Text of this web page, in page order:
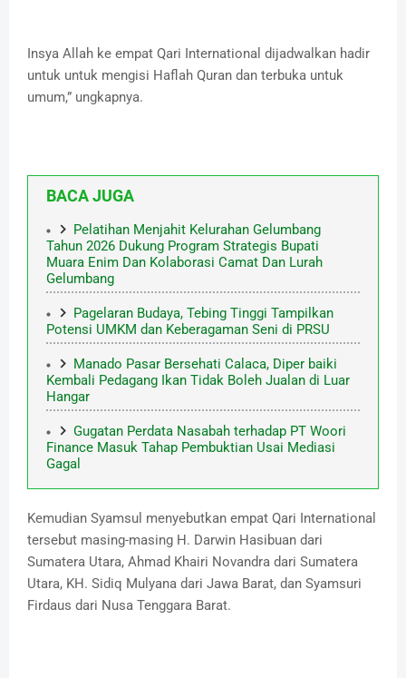
Insya Allah ke empat Qari International dijadwalkan hadir
untuk untuk mengisi Haflah Quran dan terbuka untuk
umum,” ungkapnya.
BACA JUGA
Pelatihan Menjahit Kelurahan Gelumbang
Tahun 2026 Dukung Program Strategis Bupati
Muara Enim Dan Kolaborasi Camat Dan Lurah
Gelumbang
Pagelaran Budaya, Tebing Tinggi Tampilkan
Potensi UMKM dan Keberagaman Seni di PRSU
Manado Pasar Bersehati Calaca, Diper baiki
Kembali Pedagang Ikan Tidak Boleh Jualan di Luar
Hangar
Gugatan Perdata Nasabah terhadap PT Woori
Finance Masuk Tahap Pembuktian Usai Mediasi
Gagal
Kemudian Syamsul menyebutkan empat Qari International
tersebut masing-masing H. Darwin Hasibuan dari
Sumatera Utara, Ahmad Khairi Novandra dari Sumatera
Utara, KH. Sidiq Mulyana dari Jawa Barat, dan Syamsuri
Firdaus dari Nusa Tenggara Barat.